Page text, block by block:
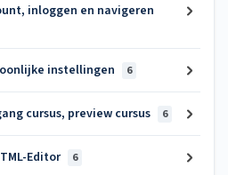
inloggen en navigeren
instellingen 6
cursus, preview cursus 6
Editor 6